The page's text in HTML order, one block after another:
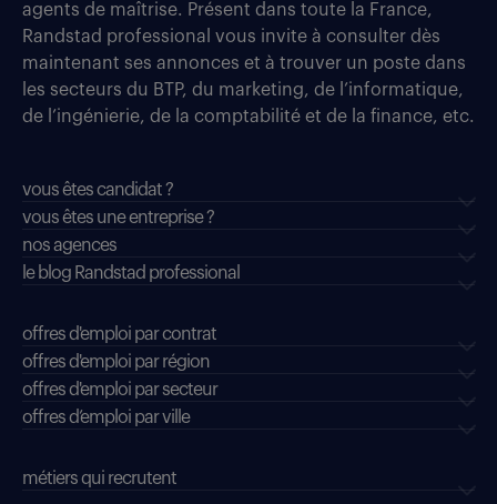
agents de maîtrise. Présent dans toute la France,
Randstad professional vous invite à consulter dès
maintenant ses annonces et à trouver un poste dans
les secteurs du BTP, du marketing, de l’informatique,
de l’ingénierie, de la comptabilité et de la finance, etc.
vous êtes candidat ?
vous êtes une entreprise ?
nos agences
le blog Randstad professional
offres d'emploi par contrat
offres d'emploi par région
offres d'emploi par secteur
offres d’emploi par ville
métiers qui recrutent